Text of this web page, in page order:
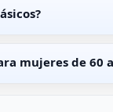
mujeres de 60